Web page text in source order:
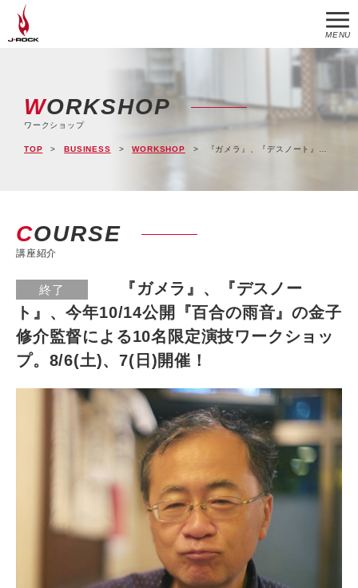
MENU
WORKSHOP
ワークショップ
TOP BUSINESS WORKSHOP 『ガメラ』、『デスノート』、今年10/14公開『百合の雨音』の金子修介監督による10名限定演技ワークショップ。8/6(土)、7(日)開催！
COURSE
講座紹介
終了
『ガメラ』、『デスノー
ト』、今年10/14公開『百合の雨音』の金子
修介監督による10名限定演技ワークショッ
プ。8/6(土)、7(日)開催！